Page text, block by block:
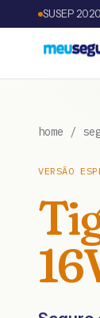
SUSEP
home /
VERSÃO